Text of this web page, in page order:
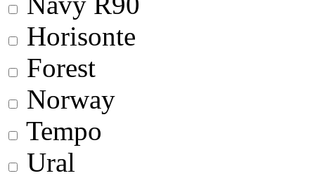
Horisonte
Forest
Norway
Tempo
Ural